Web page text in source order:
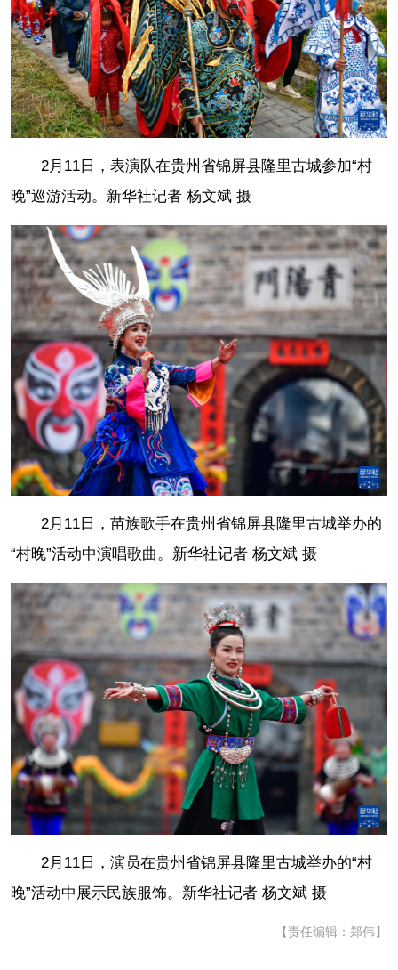
2月11日，表演队在贵州省锦屏县隆里古城参加“村
晚”巡游活动。 新华社记者 杨文斌 摄
2月11日，苗族歌手在贵州省锦屏县隆里古城举办的
“村晚”活动中演唱歌曲。 新华社记者 杨文斌 摄
2月11日，演员在贵州省锦屏县隆里古城举办的“村
晚”活动中展示民族服饰。 新华社记者 杨文斌 摄
【责任编辑：郑伟】